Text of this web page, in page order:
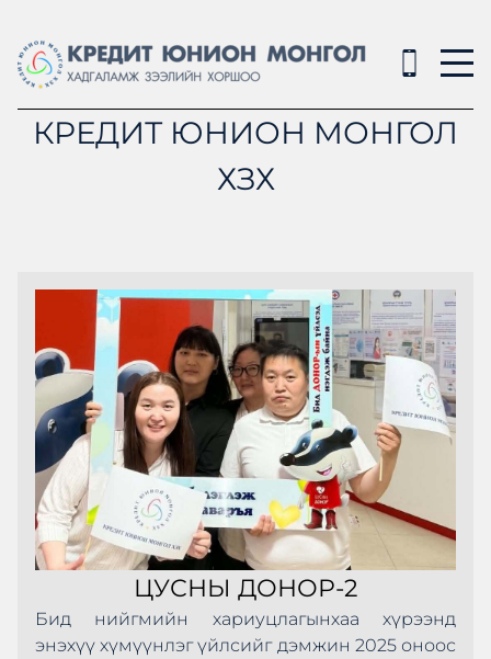
КРЕДИТ ЮНИОН МОНГОЛ
ХЗХ
ЦУСНЫ ДОНОР-2
Бид нийгмийн хариуцлагынхаа хүрээнд
энэхүү хүмүүнлэг үйлсийг дэмжин 2025 оноос